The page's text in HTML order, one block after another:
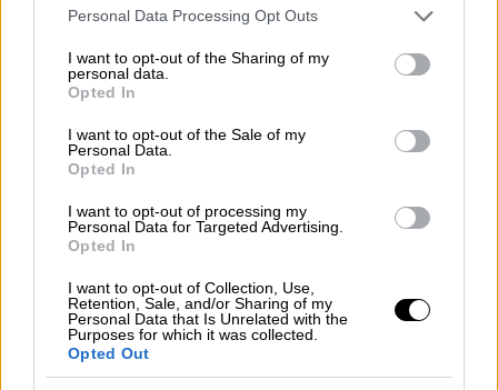
Please note that this website/app uses one or more Google
not limited to your visit or usage behaviour. You may click to
grant or deny consent to Google and its third-party tags to
use your data for below specified purposes in below Google
consent section.
Personal Data Processing Opt Outs
I want to opt-out of the Sharing of my
personal data.
Opted In
I want to opt-out of the Sale of my
Personal Data.
Opted In
I want to opt-out of processing my
Personal Data for Targeted Advertising.
Opted In
I want to opt-out of Collection, Use,
Retention, Sale, and/or Sharing of my
Personal Data that Is Unrelated with the
Purposes for which it was collected.
Opted Out
εισαγγελέα και τον Συνήγορο του Πολίτη
διαβιβάζεται το σύνολο του προανακριτικού
υλικού (ένορκες καταθέσεις, βιντεοληπτικό
συγκεντρωθεί από τη Διεύθυνση Ασφάλειας
Αττικής σχετικά με τη συγκέντρωση
εποχικών πυροσβεστών στο Υπουργείο
Κλιματικής Κρίσης και Πολιτικής
Προστασίας, προκειμένου να υπάρξει
αξιολόγηση και πλήρης διερεύνηση
περιστατικών
Αναλυτικά η ανακοίνωση της ΕΛΑΣ.: